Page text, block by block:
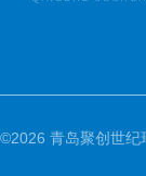
©2026 青岛聚创世纪